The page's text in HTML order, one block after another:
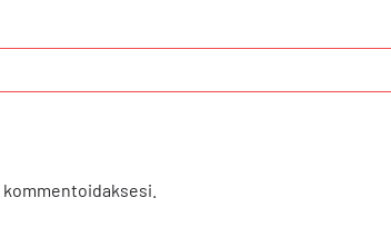
kommentoidaksesi.